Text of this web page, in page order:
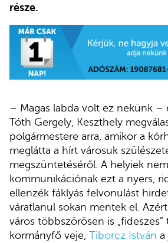
része.
– Magas labda volt ez nekünk –
Tóth Gergely, Keszthely
polgármestere arra, amikor a
meglátta a hírt városuk
megszüntetéséről. A helyiek
kommunikációnak ezt a nyers,
ellenzék fáklyás felvonulást
váratlanul sokan mentek el.
város többszörösen is „fideszes”
kormányfő veje, Tiborcz István a